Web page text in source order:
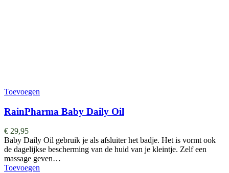
Toevoegen
RainPharma Baby Daily Oil
€ 29,95
Baby Daily Oil gebruik je als afsluiter het badje. Het is vormt ook
de dagelijkse bescherming van de huid van je kleintje. Zelf een
massage geven…
Toevoegen